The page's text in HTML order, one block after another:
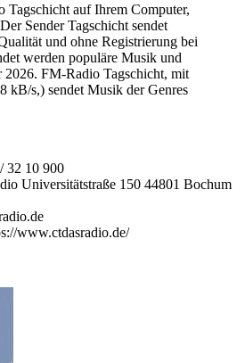
Tagschicht auf Ihrem Computer,
Sender Tagschicht sendet
und ohne Registrierung bei
werden populäre Musik und
2026. FM-Radio Tagschicht, mit
kB/s,) sendet Musik der Genres
32 10 900
Universitätstraße 150 44801 Bochum
www.ctdasradio.de/